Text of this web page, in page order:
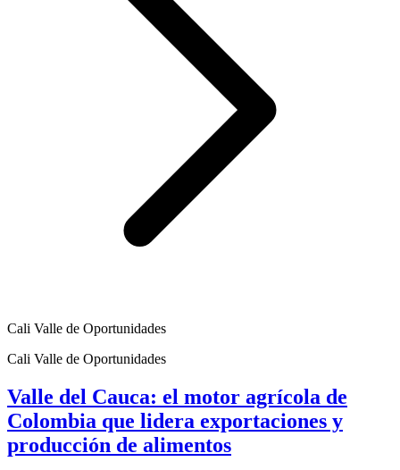
Cali Valle de Oportunidades
Cali Valle de Oportunidades
Valle del Cauca: el motor agrícola de
Colombia que lidera exportaciones y
producción de alimentos